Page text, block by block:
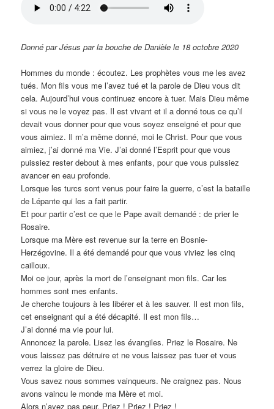
Donné par Jésus par la bouche de Danièle le 18 octobre 2020
Hommes du monde : écoutez. Les prophètes vous me les avez
tués. Mon fils vous me l’avez tué et la parole de Dieu vous dit
cela. Aujourd’hui vous continuez encore à tuer. Mais Dieu même
si vous ne le voyez pas. Il est vivant et il a donné tous ce qu’il
devait vous donner pour que vous soyez enseigné et pour que
vous aimiez. Il m’a même donné, moi le Christ. Pour que vous
aimiez, j’ai donné ma Vie. J’ai donné l’Esprit pour que vous
puissiez rester debout à mes enfants, pour que vous puissiez
avancer en eau profonde.
Lorsque les turcs sont venus pour faire la guerre, c’est la bataille
de Lépante qui les a fait partir.
Et pour partir c’est ce que le Pape avait demandé : de prier le
Rosaire.
Lorsque ma Mère est revenue sur la terre en Bosnie-
Herzégovine. Il a été demandé pour que vous viviez les cinq
cailloux.
Moi ce jour, après la mort de l’enseignant mon fils. Car les
hommes sont mes enfants.
Je cherche toujours à les libérer et à les sauver. Il est mon fils,
cet enseignant qui a été décapité. Il est mon fils…
J’ai donné ma vie pour lui.
Annoncez la parole. Lisez les évangiles. Priez le Rosaire. Ne
vous laissez pas détruire et ne vous laissez pas tuer et vous
verrez la gloire de Dieu.
Vous savez nous sommes vainqueurs. Ne craignez pas. Nous
avons vaincu le monde ma Mère et moi.
Alors n’ayez pas peur. Priez ! Priez ! Priez !